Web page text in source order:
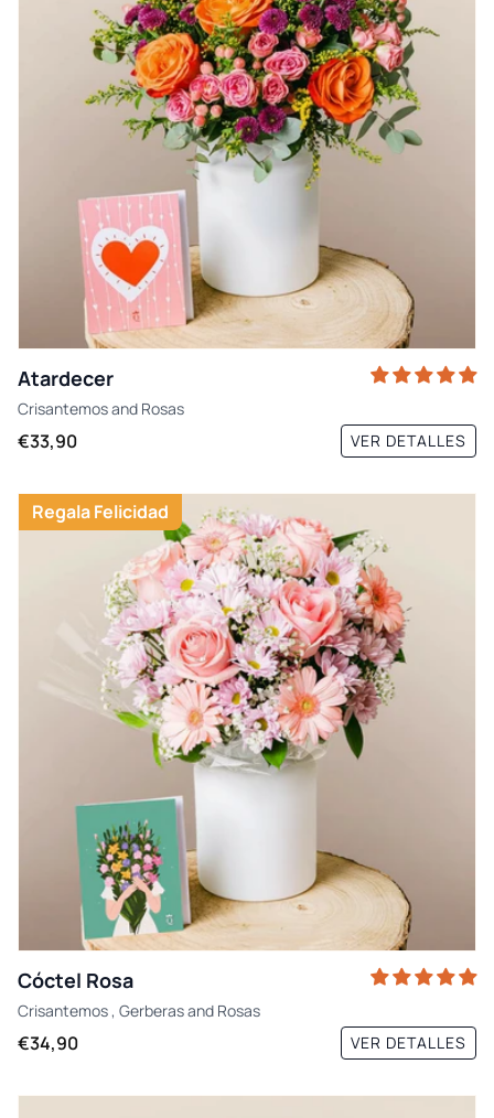
Atardecer
Crisantemosand Rosas
€33,90 VER DETALLES
Regala Felicidad
Cóctel Rosa
Crisantemos, Gerberasand Rosas
€34,90 VER DETALLES